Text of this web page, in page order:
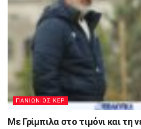
ΠΑΝΙΩΝΙΟΣ ΚΕΡ
Με Γρίμπιλα στο τιμόνι και τη